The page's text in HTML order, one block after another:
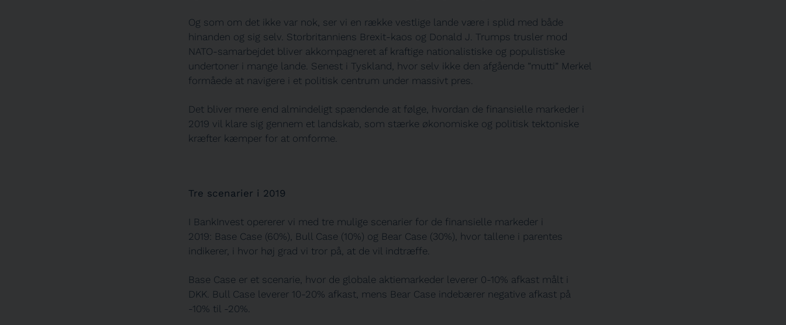
Og som om det ikke var nok, ser vi en række vestlige lande være i splid med både
hinanden og sig selv. Storbritanniens Brexit-kaos og Donald J. Trumps trusler mod
NATO-samarbejdet bliver akkompagneret af kraftige nationalistiske og populistiske
undertoner i mange lande. Senest i Tyskland, hvor selv ikke den afgående ”mutti” Merkel
formåede at navigere i et politisk centrum under massivt pres.
Det bliver mere end almindeligt spændende at følge, hvordan de finansielle markeder i
2019 vil klare sig gennem et landskab, som stærke økonomiske og politisk tektoniske
kræfter kæmper for at omforme.
Tre scenarier i 2019
I BankInvest opererer vi med tre mulige scenarier for de finansielle markeder i
2019: Base Case (60%), Bull Case (10%) og Bear Case (30%), hvor tallene i parentes
indikerer, i hvor høj grad vi tror på, at de vil indtræffe.
Base Case er et scenarie, hvor de globale aktiemarkeder leverer 0-10% afkast målt i
DKK. Bull Case leverer 10-20% afkast, mens Bear Case indebærer negative afkast på
-10% til -20%.